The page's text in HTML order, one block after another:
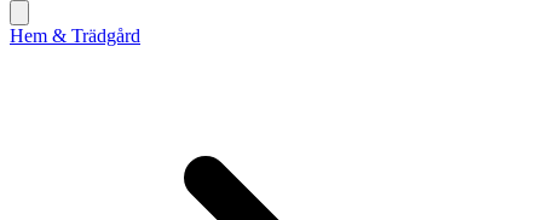
Hem & Trädgård